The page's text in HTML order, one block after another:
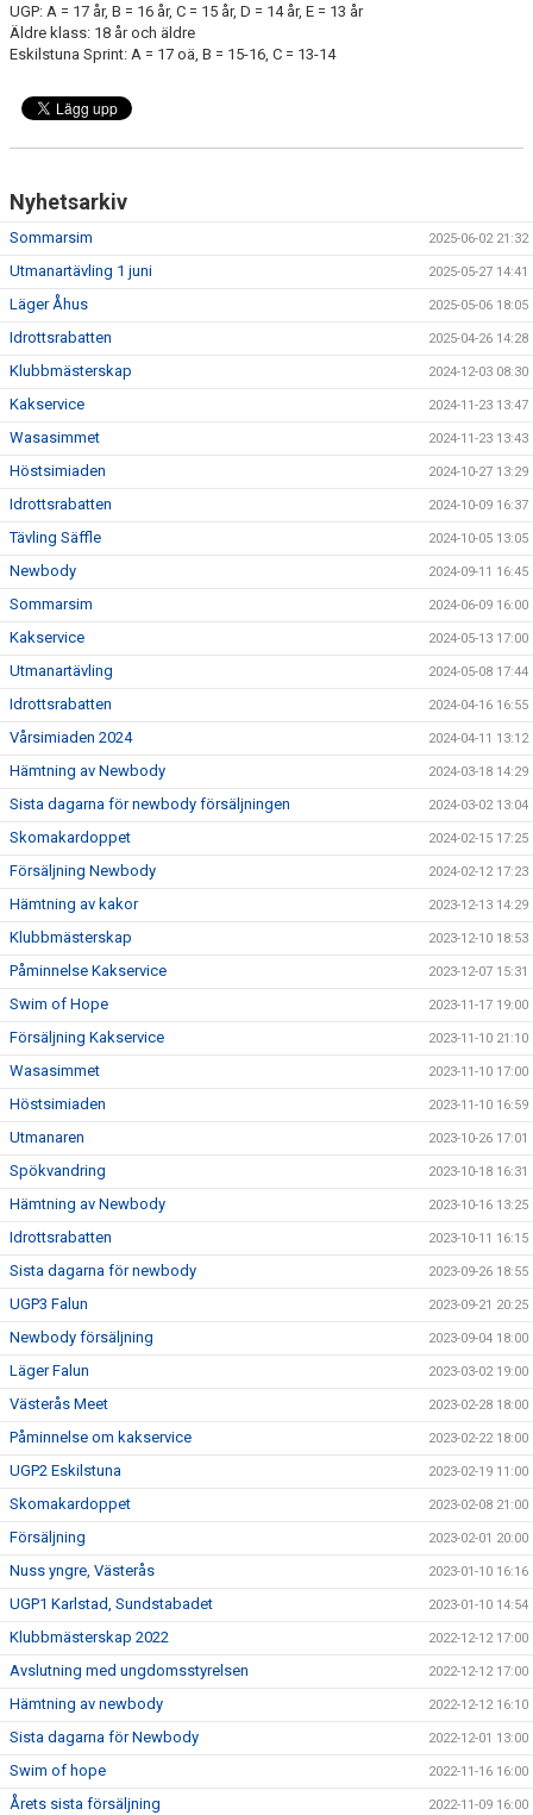
UGP: A = 17 år, B = 16 år, C = 15 år, D = 14 år, E = 13 år
Äldre klass: 18 år och äldre
Eskilstuna Sprint: A = 17 oä, B = 15-16, C = 13-14
Nyhetsarkiv
Sommarsim 2025-06-02 21:32
Utmanartävling 1 juni 2025-05-27 14:41
Läger Åhus 2025-05-06 18:05
Idrottsrabatten 2025-04-26 14:28
Klubbmästerskap 2024-12-03 08:30
Kakservice 2024-11-23 13:47
Wasasimmet 2024-11-23 13:43
Höstsimiaden 2024-10-27 13:29
Idrottsrabatten 2024-10-09 16:37
Tävling Säffle 2024-10-05 13:05
Newbody 2024-09-11 16:45
Sommarsim 2024-06-09 16:00
Kakservice 2024-05-13 17:00
Utmanartävling 2024-05-08 17:44
Idrottsrabatten 2024-04-16 16:55
Vårsimiaden 2024 2024-04-11 13:12
Hämtning av Newbody 2024-03-18 14:29
Sista dagarna för newbody försäljningen 2024-03-02 13:04
Skomakardoppet 2024-02-15 17:25
Försäljning Newbody 2024-02-12 17:23
Hämtning av kakor 2023-12-13 14:29
Klubbmästerskap 2023-12-10 18:53
Påminnelse Kakservice 2023-12-07 15:31
Swim of Hope 2023-11-17 19:00
Försäljning Kakservice 2023-11-10 21:10
Wasasimmet 2023-11-10 17:00
Höstsimiaden 2023-11-10 16:59
Utmanaren 2023-10-26 17:01
Spökvandring 2023-10-18 16:31
Hämtning av Newbody 2023-10-16 13:25
Idrottsrabatten 2023-10-11 16:15
Sista dagarna för newbody 2023-09-26 18:55
UGP3 Falun 2023-09-21 20:25
Newbody försäljning 2023-09-04 18:00
Läger Falun 2023-03-02 19:00
Västerås Meet 2023-02-28 18:00
Påminnelse om kakservice 2023-02-22 18:00
UGP2 Eskilstuna 2023-02-19 11:00
Skomakardoppet 2023-02-08 21:00
Försäljning 2023-02-01 20:00
Nuss yngre, Västerås 2023-01-10 16:16
UGP1 Karlstad, Sundstabadet 2023-01-10 14:54
Klubbmästerskap 2022 2022-12-12 17:00
Avslutning med ungdomsstyrelsen 2022-12-12 17:00
Hämtning av newbody 2022-12-12 16:10
Sista dagarna för Newbody 2022-12-01 13:00
Swim of hope 2022-11-16 16:00
Årets sista försäljning 2022-11-09 16:00